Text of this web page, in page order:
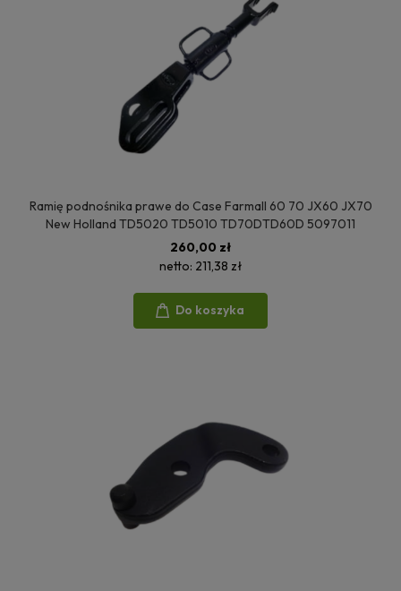
Ramię podnośnika prawe do Case Farmall 60 70 JX60 JX70
New Holland TD5020 TD5010 TD70DTD60D 5097011
260,00 zł
netto: 211,38 zł
Do koszyka